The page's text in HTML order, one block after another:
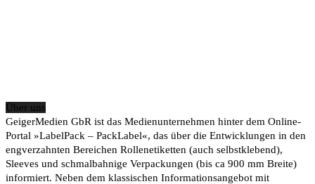
Über uns
GeigerMedien GbR ist das Medienunternehmen hinter dem Online-
Portal »LabelPack – PackLabel«, das über die Entwicklungen in den
engverzahnten Bereichen Rollenetiketten (auch selbstklebend),
Sleeves und schmalbahnige Verpackungen (bis ca 900 mm Breite)
informiert. Neben dem klassischen Informationsangebot mit